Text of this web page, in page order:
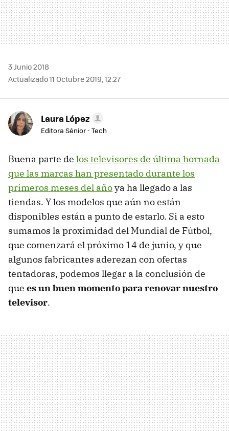
3 Junio 2018
Actualizado 11 Octubre 2019, 12:27
Laura López
Editora Sénior - Tech
Buena parte de los televisores de última hornada
que las marcas han presentado durante los
primeros meses del añoya ha llegado a las
tiendas. Y los modelos que aún no están
disponibles están a punto de estarlo. Si a esto
sumamos la proximidad del Mundial de Fútbol,
que comenzará el próximo 14 de junio, y que
algunos fabricantes aderezan con ofertas
tentadoras, podemos llegar a la conclusión de
que es un buen momento para renovar nuestro
televisor.